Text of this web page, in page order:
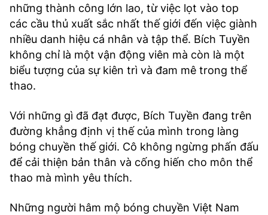
những thành công lớn lao, từ việc lọt vào top
các cầu thủ xuất sắc nhất thế giới đến việc giành
nhiều danh hiệu cá nhân và tập thể. Bích Tuyền
không chỉ là một vận động viên mà còn là một
biểu tượng của sự kiên trì và đam mê trong thể
thao.
Với những gì đã đạt được, Bích Tuyền đang trên
đường khẳng định vị thế của mình trong làng
bóng chuyền thế giới. Cô không ngừng phấn đấu
để cải thiện bản thân và cống hiến cho môn thể
thao mà mình yêu thích.
Những người hâm mộ bóng chuyền Việt Nam